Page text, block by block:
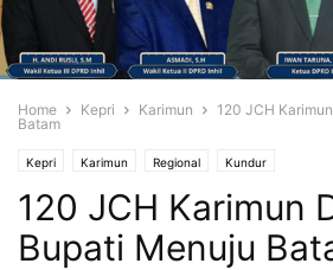
Home Kepri Karimun
120 JCH
Batam
Kepri Karimun Regional Kundur
120 JCH Karimun
Bupati Menuju